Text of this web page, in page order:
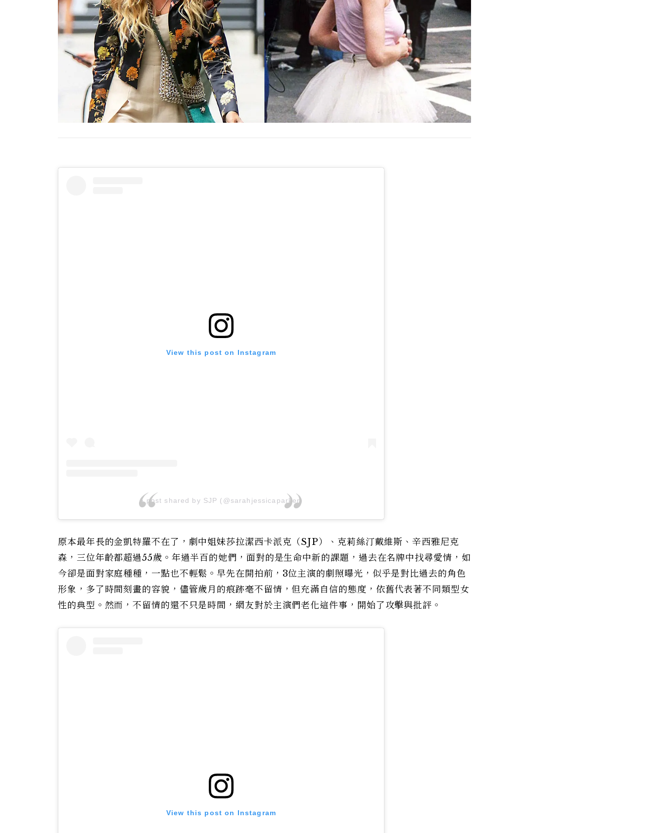
View this post on Instagram
A post shared by SJP (@sarahjessicaparker)
原本最年長的金凱特羅不在了，劇中姐妹莎拉潔西卡派克（SJP）、克莉絲汀戴維斯、辛西雅尼克
森，三位年齡都超過55歲。年過半百的她們，面對的是生命中新的課題，過去在名牌中找尋愛情，如
今卻是面對家庭種種，一點也不輕鬆。早先在開拍前，3位主演的劇照曝光，似乎是對比過去的角色
形象，多了時間刻畫的容貌，儘管歲月的痕跡毫不留情，但充滿自信的態度，依舊代表著不同類型女
性的典型。然而，不留情的還不只是時間，網友對於主演們老化這件事，開始了攻擊與批評。
View this post on Instagram